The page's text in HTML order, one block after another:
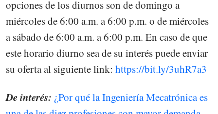
opciones de los diurnos son de domingo a
miércoles de 6:00 a.m. a 6:00 p.m. o de miércoles
a sábado de 6:00 a.m. a 6:00 p.m. En caso de que
este horario diurno sea de su interés puede enviar
su oferta al siguiente link: https://bit.ly/3uhR7a3
De interés: ¿Por qué la Ingeniería Mecatrónica es